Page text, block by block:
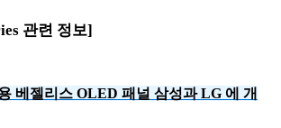
관련 정보]
베젤리스 OLED 패널 삼성과 LG 에 개